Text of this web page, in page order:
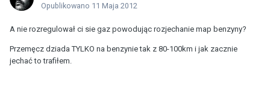
Opublikowano 11 Maja 2012
A nie rozregulował ci sie gaz powodując rozjechanie map benzyny?
Przemęcz dziada TYLKO na benzynie tak z 80-100km i jak zacznie
jechać to trafiłem.